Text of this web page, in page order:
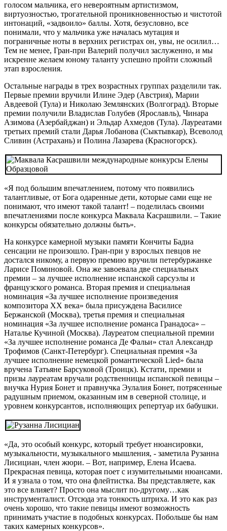
голосом мальчика, его невероятным артистизмом,
виртуозностью, трогательной проникновенностью и чистотой
интонаций, «задвоило» баллы. Хотя, безусловно, все
понимали, что у мальчика уже началась мутация и
пограничные ноты в верхних регистрах он, увы, не осилил…
Тем не менее, Гран-при Валерий получил заслуженно, и мы
искренне желаем юному таланту успешно пройти сложный
этап взросления.
Остальные награды в трех возрастных группах разделили так.
Первые премии вручили Илине Эдер (Австрия), Марии
Авдеевой (Тула) и Николаю Землянских (Волгоград). Вторые
премии получили Владислав Голубев (Ярославль), Чинара
Азимова (Азербайджан) и Эльдар Ахмедов (Тула). Лауреатами
третьих премий стали Дарья Лобанова (Сыктывкар), Всеволод
Сливин (Астрахань) и Полина Лазарева (Красногорск).
«Я под большим впечатлением, потому что появились
талантливые, от Бога одаренные дети, которые сами еще не
понимают, что имеют такой талант! – поделилась своими
впечатлениями после конкурса Маквала Касрашвили. – Такие
конкурсы обязательно должны быть».
На конкурсе камерной музыки памяти Кончиты Бадиа
сенсации не произошло. Гран-при у взрослых певцов не
достался никому, а первую премию вручили петербуржанке
Ларисе Поминовой. Она же завоевала две специальных
премии – за лучшее исполнение испанской сарсуэлы и
французского романса. Вторая премия и специальная
номинация «За лучшее исполнение произведения
композитора ХХ века» была присуждена Василисе
Бержанской (Москва), третья премия и специальная
номинация «За лучшее исполнение романса Гранадоса» –
Наталье Кучиной (Москва). Лауреатом специальной премии
«За лучшее исполнение романса Де Фальи» стал Александр
Трофимов (Санкт-Петербург). Специальная премия «За
лучшее исполнение немецкой романтической Lied» была
вручена Татьяне Барсуковой (Троицк). Кстати, премии и
призы лауреатам вручали родственницы испанской певицы –
внучка Нурия Бонет и правнучка Эулалия Бонет, потрясенные
радушным приемом, оказанным им в северной столице, и
уровнем конкурсантов, исполняющих репертуар их бабушки.
«Да, это особый конкурс, который требует нюансировки,
музыкальности, музыкального мышления, - заметила Рузанна
Лисициан, член жюри. – Вот, например, Елена Исаева.
Прекрасная певица, которая поет с изумительными нюансами.
И я узнала о том, что она флейтистка. Вы представляете, как
это все влияет? Просто она мыслит по-другому…как
инструменталист. Отсюда эта тонкость штриха. И это как раз
очень хорошо, что такие певицы имеют возможность
принимать участие в подобных конкурсах. Побольше бы нам
таких камерных конкурсов».